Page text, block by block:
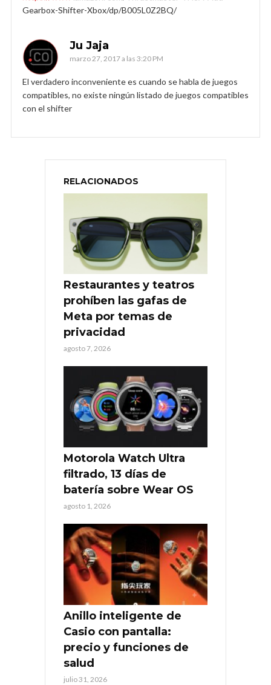
Gearbox-Shifter-Xbox/dp/B005L0Z2BQ/
Ju Jaja
marzo 27, 2017 a las 3:20 PM
El verdadero inconveniente es cuando se habla de juegos
compatibles, no existe ningún listado de juegos compatibles
con el shifter
RELACIONADOS
Restaurantes y teatros
prohíben las gafas de
Meta por temas de
privacidad
agosto 7, 2026
Motorola Watch Ultra
filtrado, 13 días de
batería sobre Wear OS
agosto 1, 2026
Anillo inteligente de
Casio con pantalla:
precio y funciones de
salud
julio 31, 2026